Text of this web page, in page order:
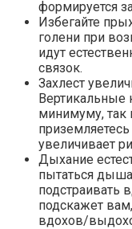
формируется
Избегайте
голени при
идут
связок.
Захлест
минимуму,
увеличивает
Дыхание
пытаться
подстраивать
подскажет
вдохов/